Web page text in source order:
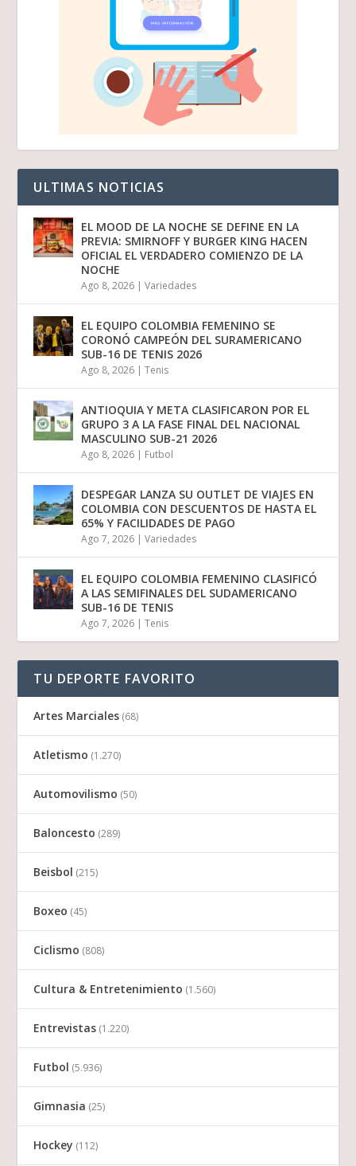
ULTIMAS NOTICIAS
EL MOOD DE LA NOCHE SE DEFINE EN LA
PREVIA: SMIRNOFF Y BURGER KING HACEN
OFICIAL EL VERDADERO COMIENZO DE LA
NOCHE
Ago 8, 2026 |Variedades
EL EQUIPO COLOMBIA FEMENINO SE
CORONÓ CAMPEÓN DEL SURAMERICANO
SUB-16 DE TENIS 2026
Ago 8, 2026 |Tenis
ANTIOQUIA Y META CLASIFICARON POR EL
GRUPO 3 A LA FASE FINAL DEL NACIONAL
MASCULINO SUB-21 2026
Ago 8, 2026 | Futbol
DESPEGAR LANZA SU OUTLET DE VIAJES EN
COLOMBIA CON DESCUENTOS DE HASTA EL
65% Y FACILIDADES DE PAGO
Ago 7, 2026 |Variedades
EL EQUIPO COLOMBIA FEMENINO CLASIFICÓ
A LAS SEMIFINALES DEL SUDAMERICANO
SUB-16 DE TENIS
Ago 7, 2026 |Tenis
TU DEPORTE FAVORITO
Artes Marciales (68)
Atletismo (1.270)
Automovilismo (50)
Baloncesto (289)
Beisbol (215)
Boxeo (45)
Ciclismo (808)
Cultura & Entretenimiento (1.560)
Entrevistas (1.220)
Futbol (5.936)
Gimnasia (25)
Hockey (112)